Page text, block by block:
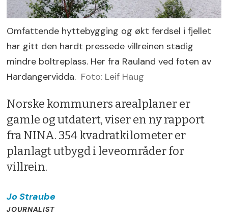
Omfattende hyttebygging og økt ferdsel i fjellet
har gitt den hardt pressede villreinen stadig
mindre boltreplass. Her fra Rauland ved foten av
Hardangervidda. Foto: Leif Haug
Norske kommuners arealplaner er
gamle og utdatert, viser en ny rapport
fra NINA. 354 kvadratkilometer er
planlagt utbygd i leveområder for
villrein.
JoStraube
JOURNALIST